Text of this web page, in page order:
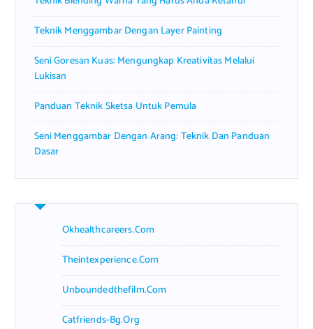
Teknik Menggambar Dengan Layer Painting
Seni Goresan Kuas: Mengungkap Kreativitas Melalui
Lukisan
Panduan Teknik Sketsa Untuk Pemula
Seni Menggambar Dengan Arang: Teknik Dan Panduan
Dasar
Okhealthcareers.com
Theintexperience.com
Unboundedthefilm.com
Catfriends-Bg.org